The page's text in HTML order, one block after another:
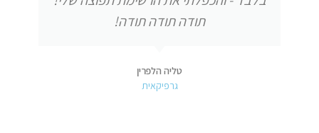
תודה תודה תודה!
טליה הלפרין
גרפיקאית